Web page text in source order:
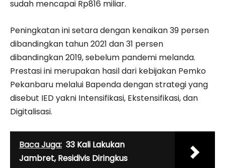
sudah mencapai Rp816 miliar.
Peningkatan ini setara dengan kenaikan 39 persen
dibandingkan tahun 2021 dan 31 persen
dibandingkan 2019, sebelum pandemi melanda.
Prestasi ini merupakan hasil dari kebijakan Pemko
Pekanbaru melalui Bapenda dengan strategi yang
disebut IED yakni Intensifikasi, Ekstensifikasi, dan
Digitalisasi.
Baca Juga: 33 Kali Lakukan
Jambret, Residivis Diringkus